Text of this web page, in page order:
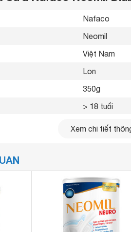
Nafaco
Neomil
Việt Nam
Lon
350g
> 18 tuổi
Thay thế
người bị đái
3 tuần
- Cách pha:
trùng sạch
cho thêm 5
đều cho đến
- Sử dụng 2
Xem chi tiết